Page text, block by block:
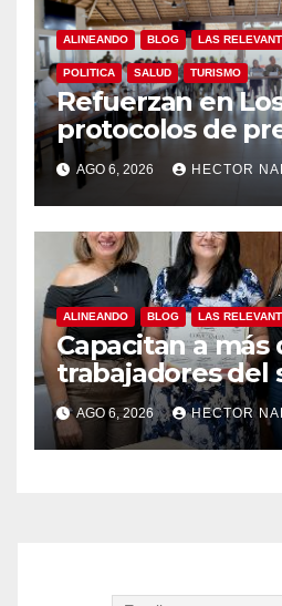
ALINEANDO BLOG LAS
POLITICA SALUD TURISMO
Refuerzan en
protocolos de
rescate en
y temporada de
AGO 6, 2026 HECTOR
ALINEANDO BLOG LAS
Capacitan a más
trabajadores del
hotelero en
humanos y
en Los Cabos
AGO 6, 2026 HECTOR